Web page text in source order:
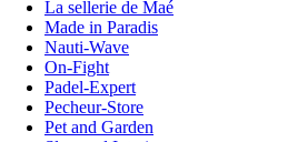
La sellerie de Maé
Made in Paradis
Nauti-Wave
On-Fight
Padel-Expert
Pecheur-Store
Pet and Garden